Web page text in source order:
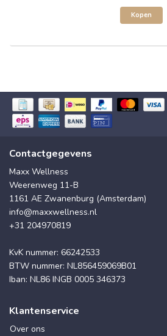
Kopen
Contactgegevens
Maxx Wellness
Weerenweg 11-B
1161 AE Zwanenburg (Amsterdam)
info@maxxwellness.nl
+31 204970819
KvK nummer: 66242533
BTW nummer: NL856459069B01
Iban: NL86 INGB 0005 346373
Klantenservice
Over ons